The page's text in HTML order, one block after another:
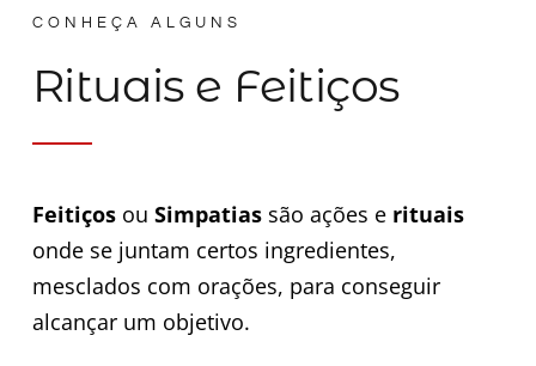
CONHEÇA ALGUNS
Rituais e Feitiços
Feitiçosou Simpatiassão ações e rituais
onde se juntam certos ingredientes,
mesclados com orações, para conseguir
alcançar um objetivo.